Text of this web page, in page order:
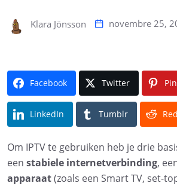
Klara Jönsson novembre 25,
Facebook Twitter
LinkedIn Tumblr
Om IPTV te gebruiken heb je drie
een stabiele internetverbinding,
apparaat(zoals een Smart TV, set-